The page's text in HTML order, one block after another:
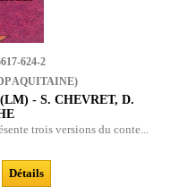
624-2
AQUITAINE)
- S. CHEVRET, D.
trois versions du conte...
Détails